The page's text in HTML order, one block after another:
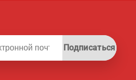
Подписаться